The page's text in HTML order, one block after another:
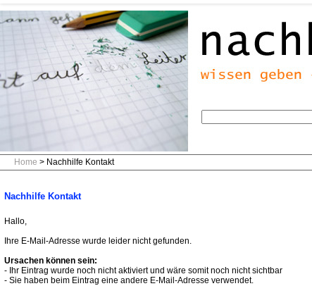
Home > Nachhilfe Kontakt
Nachhilfe Kontakt
Hallo,
Ihre E-Mail-Adresse wurde leider nicht gefunden.
Ursachen können sein:
- Ihr Eintrag wurde noch nicht aktiviert und wäre somit noch nicht sichtbar
- Sie haben beim Eintrag eine andere E-Mail-Adresse verwendet.